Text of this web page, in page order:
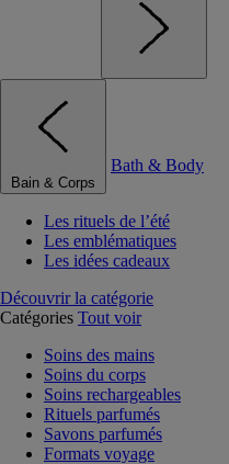
Bain & Corps
Bath & Body
Les rituels de l’été
Les emblématiques
Les idées cadeaux
Découvrir la catégorie
Catégories Tout voir
Soins des mains
Soins du corps
Soins rechargeables
Rituels parfumés
Savons parfumés
Formats voyage